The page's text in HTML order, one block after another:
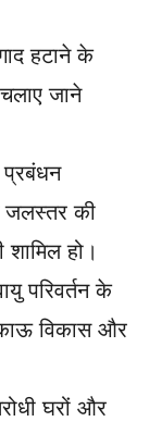
हटाने के
जाने
प्रबंधन
जलस्तर की
शामिल हो।
परिवर्तन के
विकास और
घरों और